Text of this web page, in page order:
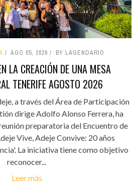
AGO 05, 2026 BY LAGENDARIO
LA CREACIÓN DE UNA MESA
TENERIFE AGOSTO 2026
a través del Área de Participación
dirige Adolfo Alonso Ferrera, ha
preparatoria del Encuentro de
Vive, Adeje Convive: 20 años
La iniciativa tiene como objetivo
reconocer...
Leer más